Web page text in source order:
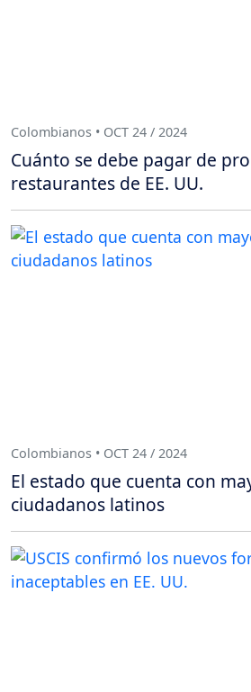
Colombianos • OCT 24 / 2024
Cuánto se debe pagar de
restaurantes de EE. UU.
Colombianos • OCT 24 / 2024
El estado que cuenta con
ciudadanos latinos